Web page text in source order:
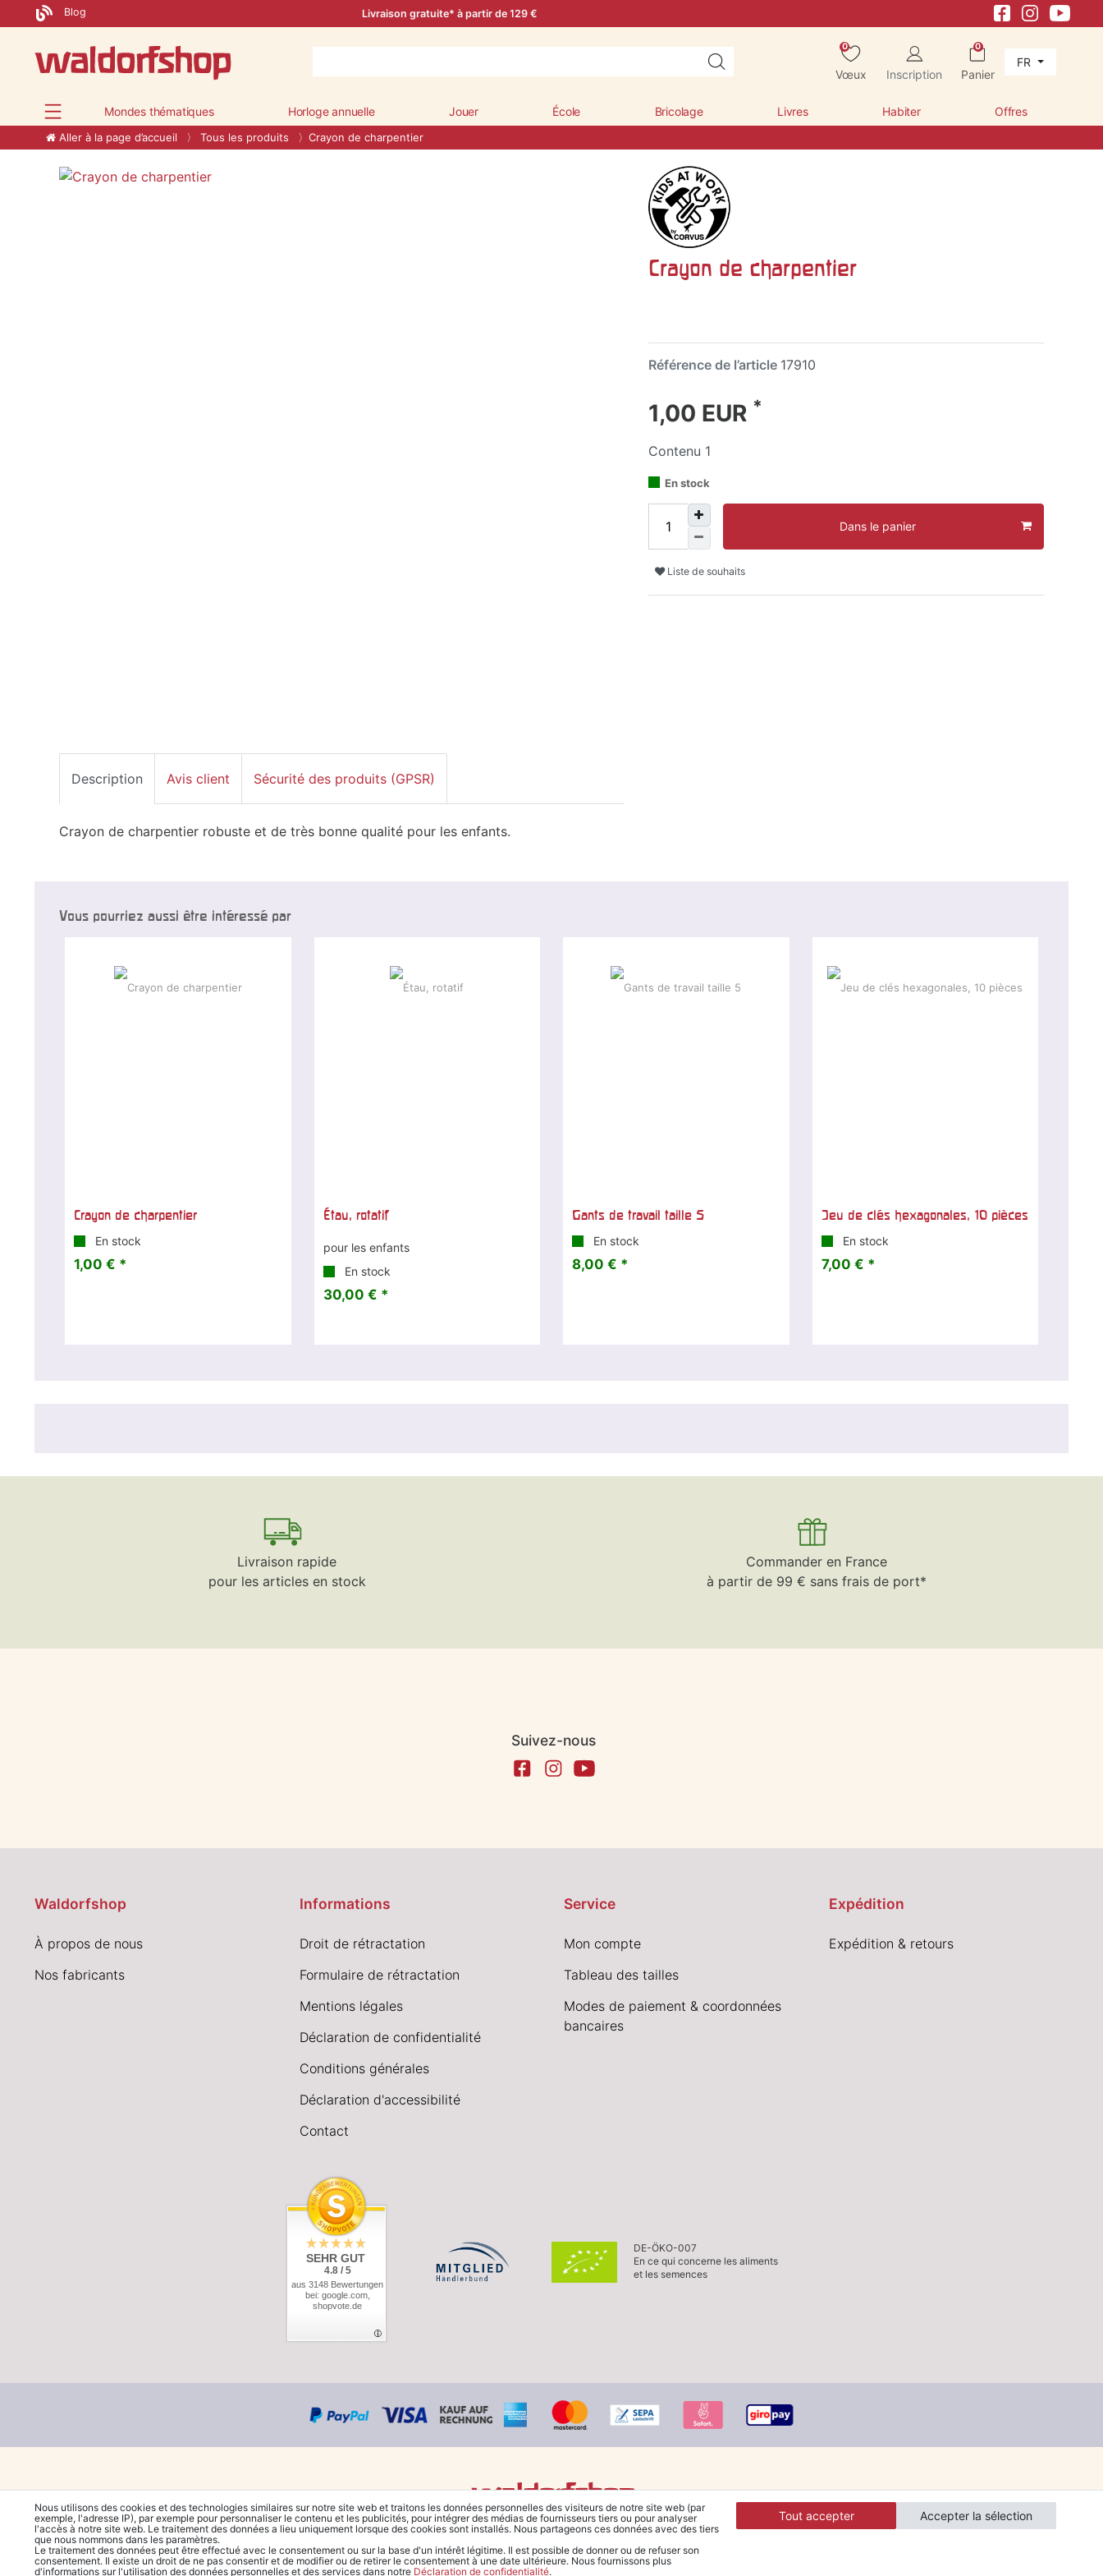
Blog Livraison gratuite* à partir de 129 €
0
Vœux Inscription
0
Panier
FR
Mondes thématiques Horloge annuelle Jouer École Bricolage Livres Habiter Offres
Aller à la page d’accueil Tous les produits Crayon de charpentier
Crayon de charpentier
Référence de l’article 17910
1,00 EUR *
Contenu 1
En stock
Dans le panier
Liste de souhaits
Description Avis client Sécurité des produits (GPSR)
Crayon de charpentier robuste et de très bonne qualité pour les enfants.
Vous pourriez aussi être intéressé par
Crayon de charpentier
En stock
1,00 € *
Étau, rotatif
pour les enfants
En stock
30,00 € *
Gants de travail taille 5
En stock
8,00 € *
Jeu de clés hexagonales, 10 pièces
En stock
7,00 € *
Livraison rapide
pour les articles en stock
Commander en France
à partir de 99 € sans frais de port*
Suivez-nous
Waldorfshop
À propos de nous
Nos fabricants
Informations
Droit de rétractation
Formulaire de rétractation
Mentions légales
Déclaration de confidentialité
Conditions générales
Déclaration d'accessibilité
Contact
Service
Mon compte
Tableau des tailles
Modes de paiement & coordonnées
bancaires
Expédition
Expédition & retours
SEHR GUT
4.8 / 5
aus 3148 Bewertungen
bei: google.com,
shopvote.de
DE-ÖKO-007
En ce qui concerne les aliments
et les semences
© Copyright 2026 Waldorfshop|Tous droits réservés.
Nous utilisons des cookies et des technologies similaires sur notre site web et traitons les données personnelles des visiteurs de notre site web (par
exemple, l'adresse IP), par exemple pour personnaliser le contenu et les publicités, pour intégrer des médias de fournisseurs tiers ou pour analyser
l'accès à notre site web. Le traitement des données a lieu uniquement lorsque des cookies sont installés. Nous partageons ces données avec des tiers
que nous nommons dans les paramètres.
Le traitement des données peut être effectué avec le consentement ou sur la base d'un intérêt légitime. Il est possible de donner ou de refuser son
consentement. Il existe un droit de ne pas consentir et de modifier ou de retirer le consentement à une date ultérieure. Nous fournissons plus
d'informations sur l'utilisation des données personnelles et des services dans notre Déclaration de confidentialité.
Tout accepter Accepter la sélection